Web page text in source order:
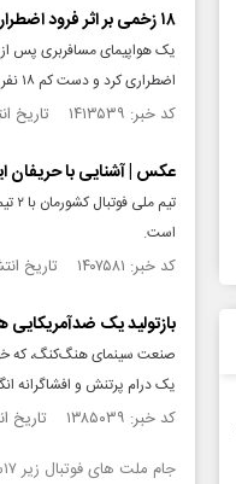
۱۸ زخمی بر اثر فرود اضطراری هواپیمای مسافری هنگ کنگ
یک هواپیمای مسافربری پس
اضطراری کرد و دست کم ۱۸ نفر مجروح شدند.
کد خبر: ۱۴۱۳۵۳۹ تاریخ انتشار : ۱۴۰۲/۰۴/۰۳
عکس | آشنایی با حریفان
است.
کد خبر: ۱۴۰۷۵۸۱ تاریخ انتشار : ۱۴۰۲/۰۲/۲۲
بازتولید یک
صنعت سینمای هنگ‌کنگ، که
یک درام پرتنش و افشاگرانه
کد خبر: ۱۳۸۵۰۳۹ تاریخ انتشار : ۱۴۰۱/۰۸/۰۸
جام‌ ملت‌ های فوتبال زیر ۱۷سال آسیا